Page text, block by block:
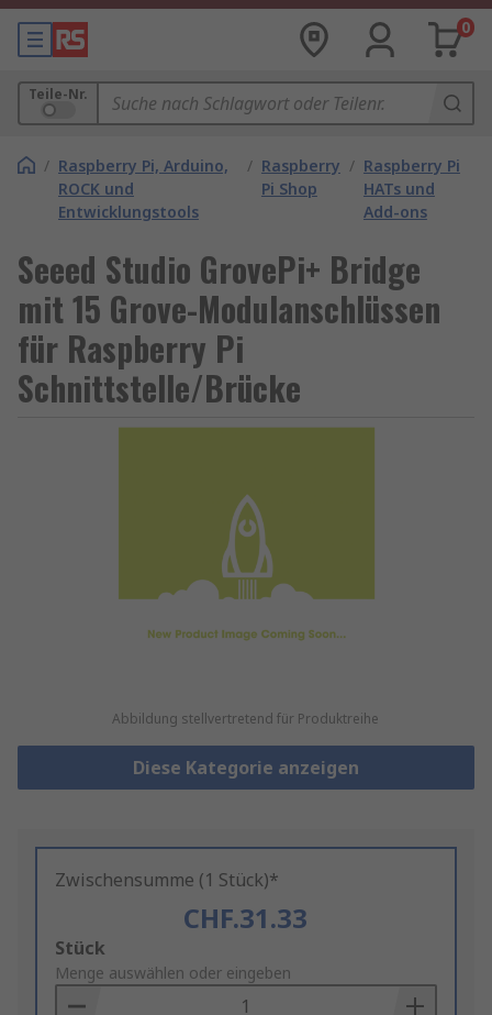
0
Teile-Nr.
/ Raspberry Pi, Arduino,
ROCK und
Entwicklungstools
/ Raspberry
Pi Shop
/ Raspberry Pi
HATs und
Add-ons
Seeed Studio GrovePi+ Bridge
mit 15 Grove-Modulanschlüssen
für Raspberry Pi
Schnittstelle/Brücke
Abbildung stellvertretend für Produktreihe
Diese Kategorie anzeigen
Zwischensumme (1 Stück)*
CHF.31.33
Add
to
Basket
Stück
Menge auswählen oder eingeben